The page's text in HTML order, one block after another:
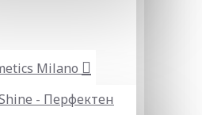
Milano
- Перфектен